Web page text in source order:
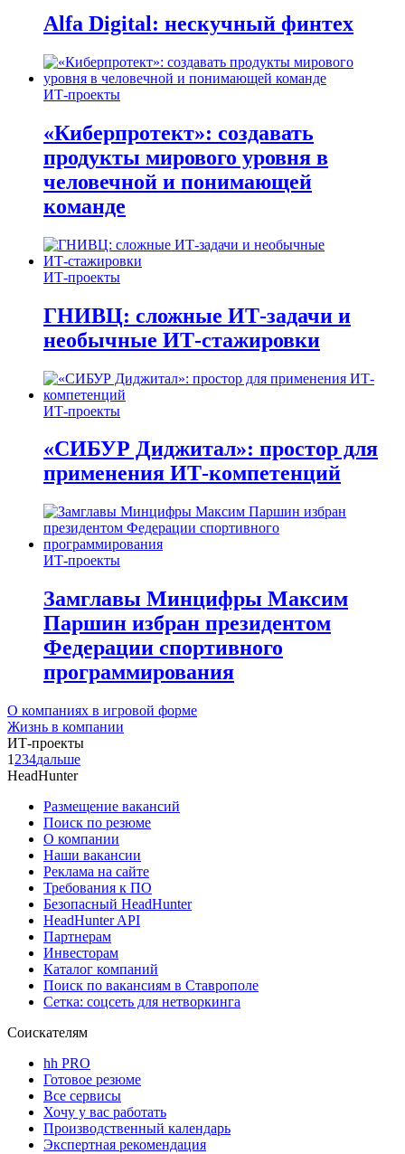
Alfa Digital: нескучный финтех
ИТ-проекты
«Киберпротект»: создавать
продукты мирового уровня в
человечной и понимающей
команде
ИТ-проекты
ГНИВЦ: сложные ИТ‑задачи и
необычные ИТ‑стажировки
ИТ-проекты
«СИБУР Диджитал»: простор для
применения ИТ-компетенций
ИТ-проекты
Замглавы Минцифры Максим
Паршин избран президентом
Федерации спортивного
программирования
О компаниях в игровой форме
Жизнь в компании
ИТ-проекты
1 234дальше
HeadHunter
Размещение вакансий
Поиск по резюме
О компании
Наши вакансии
Реклама на сайте
Требования к ПО
Безопасный HeadHunter
HeadHunter API
Партнерам
Инвесторам
Каталог компаний
Поиск по вакансиям в Ставрополе
Сетка: соцсеть для нетворкинга
Соискателям
hh PRO
Готовое резюме
Все сервисы
Хочу у вас работать
Производственный календарь
Экспертная рекомендация